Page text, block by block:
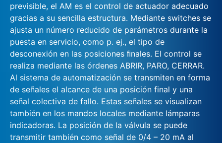
previsible, el AM es el control de actuador adecuado
gracias a su sencilla estructura. Mediante switches se
ajusta un número reducido de parámetros durante la
puesta en servicio, como p. ej., el tipo de
desconexión en las posiciones ﬁnales. El control se
realiza mediante las órdenes ABRIR, PARO, CERRAR.
Al sistema de automatización se transmiten en forma
de señales el alcance de una posición final y una
señal colectiva de fallo. Estas señales se visualizan
también en los mandos locales mediante lámparas
indicadoras. La posición de la válvula se puede
transmitir también como señal de 0/4 – 20 mA al